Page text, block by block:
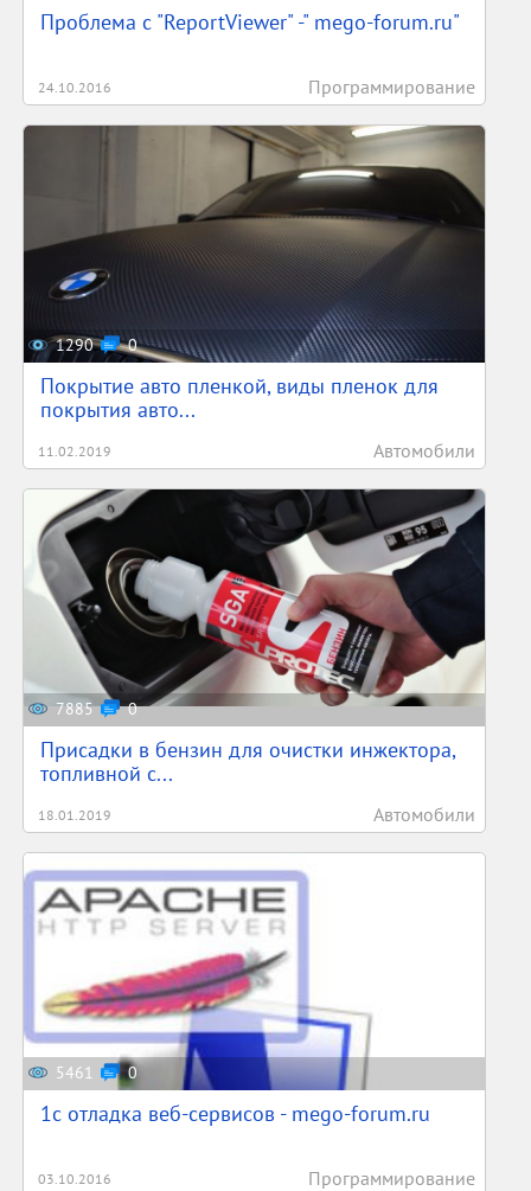
Проблема с "ReportViewer" -" mego-forum.ru"
24.10.2016 Программирование
1290 0
Покрытие авто пленкой, виды пленок для
покрытия авто...
11.02.2019 Автомобили
7885 0
Присадки в бензин для очистки инжектора,
топливной с...
18.01.2019 Автомобили
5461 0
1c отладка веб-сервисов - mego-forum.ru
03.10.2016 Программирование